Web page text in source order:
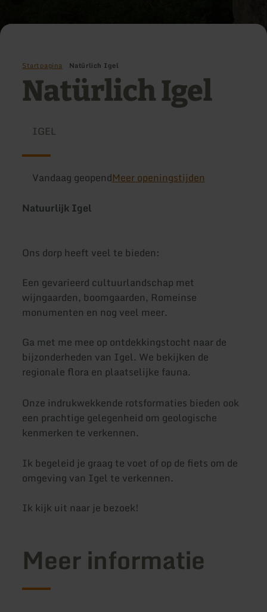
Startpagina Natürlich Igel
Natürlich Igel
IGEL
Vandaag geopendMeer openingstijden
Natuurlijk Igel
Ons dorp heeft veel te bieden:
Een gevarieerd cultuurlandschap met
wijngaarden, boomgaarden, Romeinse
monumenten en nog veel meer.
Ga met me mee op ontdekkingstocht naar de
bijzonderheden van Igel. We bekijken de
regionale flora en plaatselijke fauna.
Onze indrukwekkende rotsformaties bieden ook
een prachtige gelegenheid om geologische
kenmerken te verkennen.
Ik begeleid je graag te voet of op de fiets om de
omgeving van Igel te verkennen.
Ik kijk uit naar je bezoek!
Meer informatie